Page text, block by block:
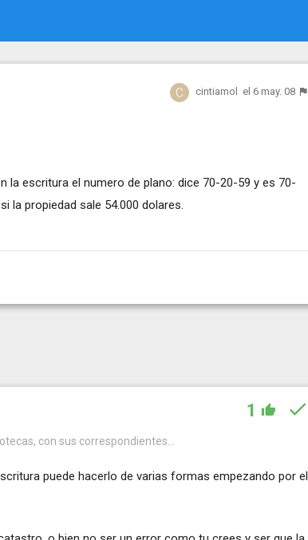
cintiamol el 6 may. 08
la escritura el numero de plano: dice 70-20-59 y es 70-
la propiedad sale 54.000 dolares.
1
con sus correspondientes...
puede hacerlo de varias formas empezando por el